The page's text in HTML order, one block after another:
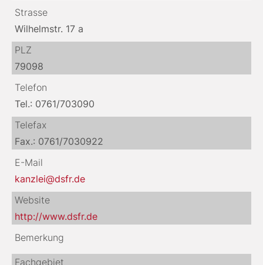
Strasse
Wilhelmstr. 17 a
PLZ
79098
Telefon
Tel.: 0761/703090
Telefax
Fax.: 0761/7030922
E-Mail
kanzlei@dsfr.de
Website
http://www.dsfr.de
Bemerkung
Fachgebiet